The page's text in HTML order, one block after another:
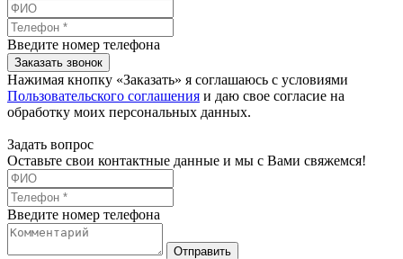
Введите номер телефона
Заказать звонок
Нажимая кнопку «Заказать» я соглашаюсь с условиями
Пользовательского соглашения и даю свое согласие на
обработку моих персональных данных.
Задать вопрос
Оставьте свои контактные данные и мы с Вами свяжемся!
Введите номер телефона
Отправить